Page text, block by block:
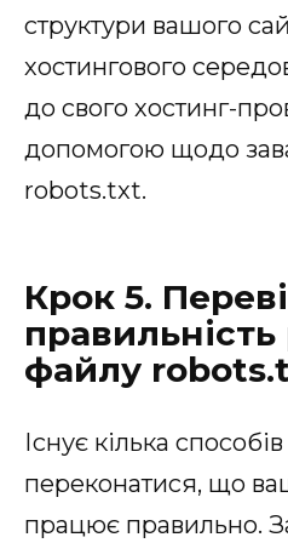
структури вашого
хостингового
до свого хостинг-
допомогою щодо
robots.txt.
Крок 5.
файлу
Існує кілька
переконатися, що
працює правильно.